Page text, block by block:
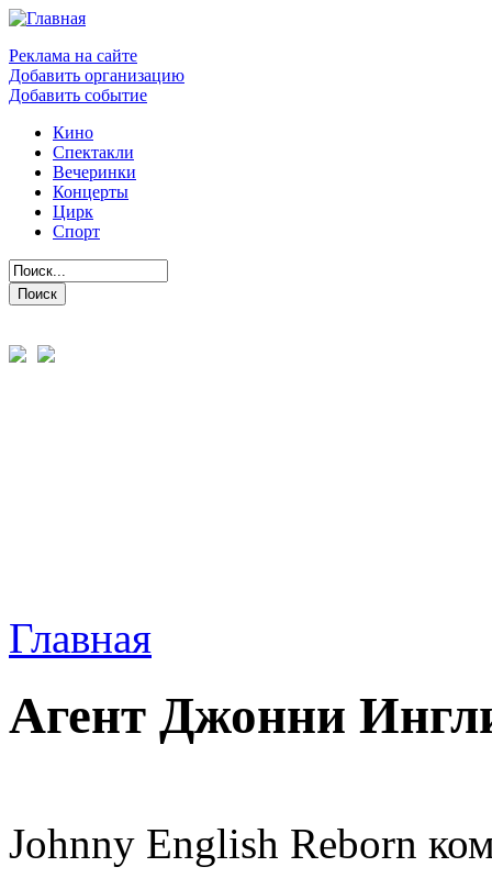
Реклама на сайте
Добавить организацию
Добавить событие
Кино
Спектакли
Вечеринки
Концерты
Цирк
Спорт
Главная
Агент Джонни
Johnny English Reborn